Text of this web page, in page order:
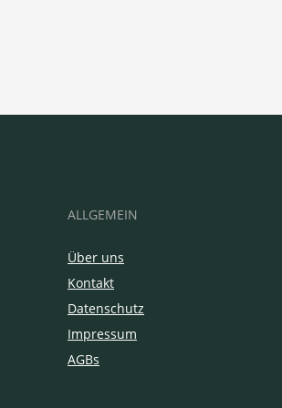
ALLGEMEIN
Über uns
Kontakt
Datenschutz
Impressum
AGBs